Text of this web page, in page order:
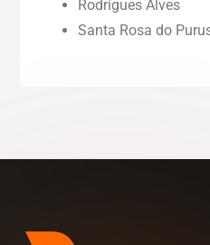
Rodrigues Alves
Santa Rosa do